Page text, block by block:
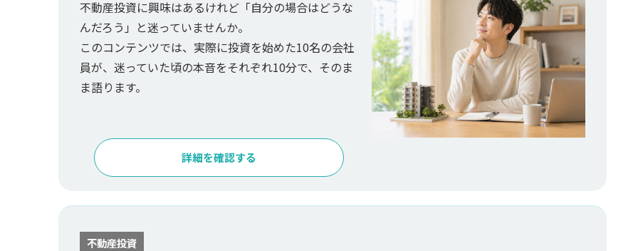
不動産投資に興味はあるけれど「自分の場合はどうな
んだろう」と迷っていませんか。
このコンテンツでは、実際に投資を始めた10名の会社
員が、迷っていた頃の本音をそれぞれ10分で、そのま
ま語ります。
詳細を確認する
不動産投資